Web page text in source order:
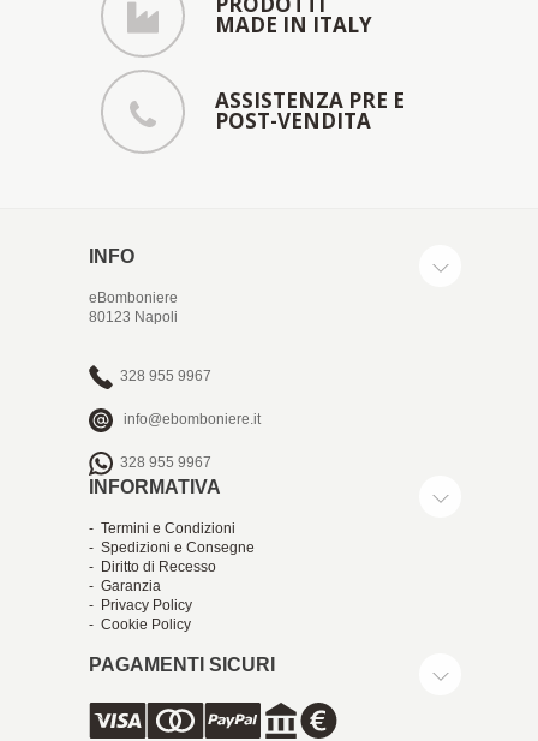
MADE IN ITALY
ASSISTENZA PRE E
POST-VENDITA
INFO
eBomboniere
80123 Napoli
328 955 9967
info@ebomboniere.it
328 955 9967
INFORMATIVA
- Termini e Condizioni
- Spedizioni e Consegne
- Diritto di Recesso
- Garanzia
- Privacy Policy
- Cookie Policy
PAGAMENTI SICURI